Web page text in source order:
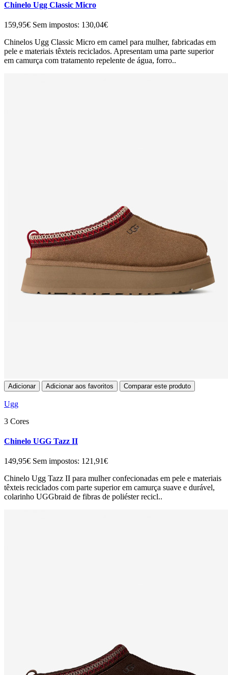
Chinelo Ugg Classic Micro
159,95€ Sem impostos: 130,04€
Chinelos Ugg Classic Micro em camel para mulher, fabricadas em
pele e materiais têxteis reciclados. Apresentam uma parte superior
em camurça com tratamento repelente de água, forro..
Adicionar Adicionar aos favoritos Comparar este produto
Ugg
3 Cores
Chinelo UGG Tazz II
149,95€ Sem impostos: 121,91€
Chinelo Ugg Tazz II para mulher confecionadas em pele e materiais
têxteis reciclados com parte superior em camurça suave e durável,
colarinho UGGbraid de fibras de poliéster recicl..